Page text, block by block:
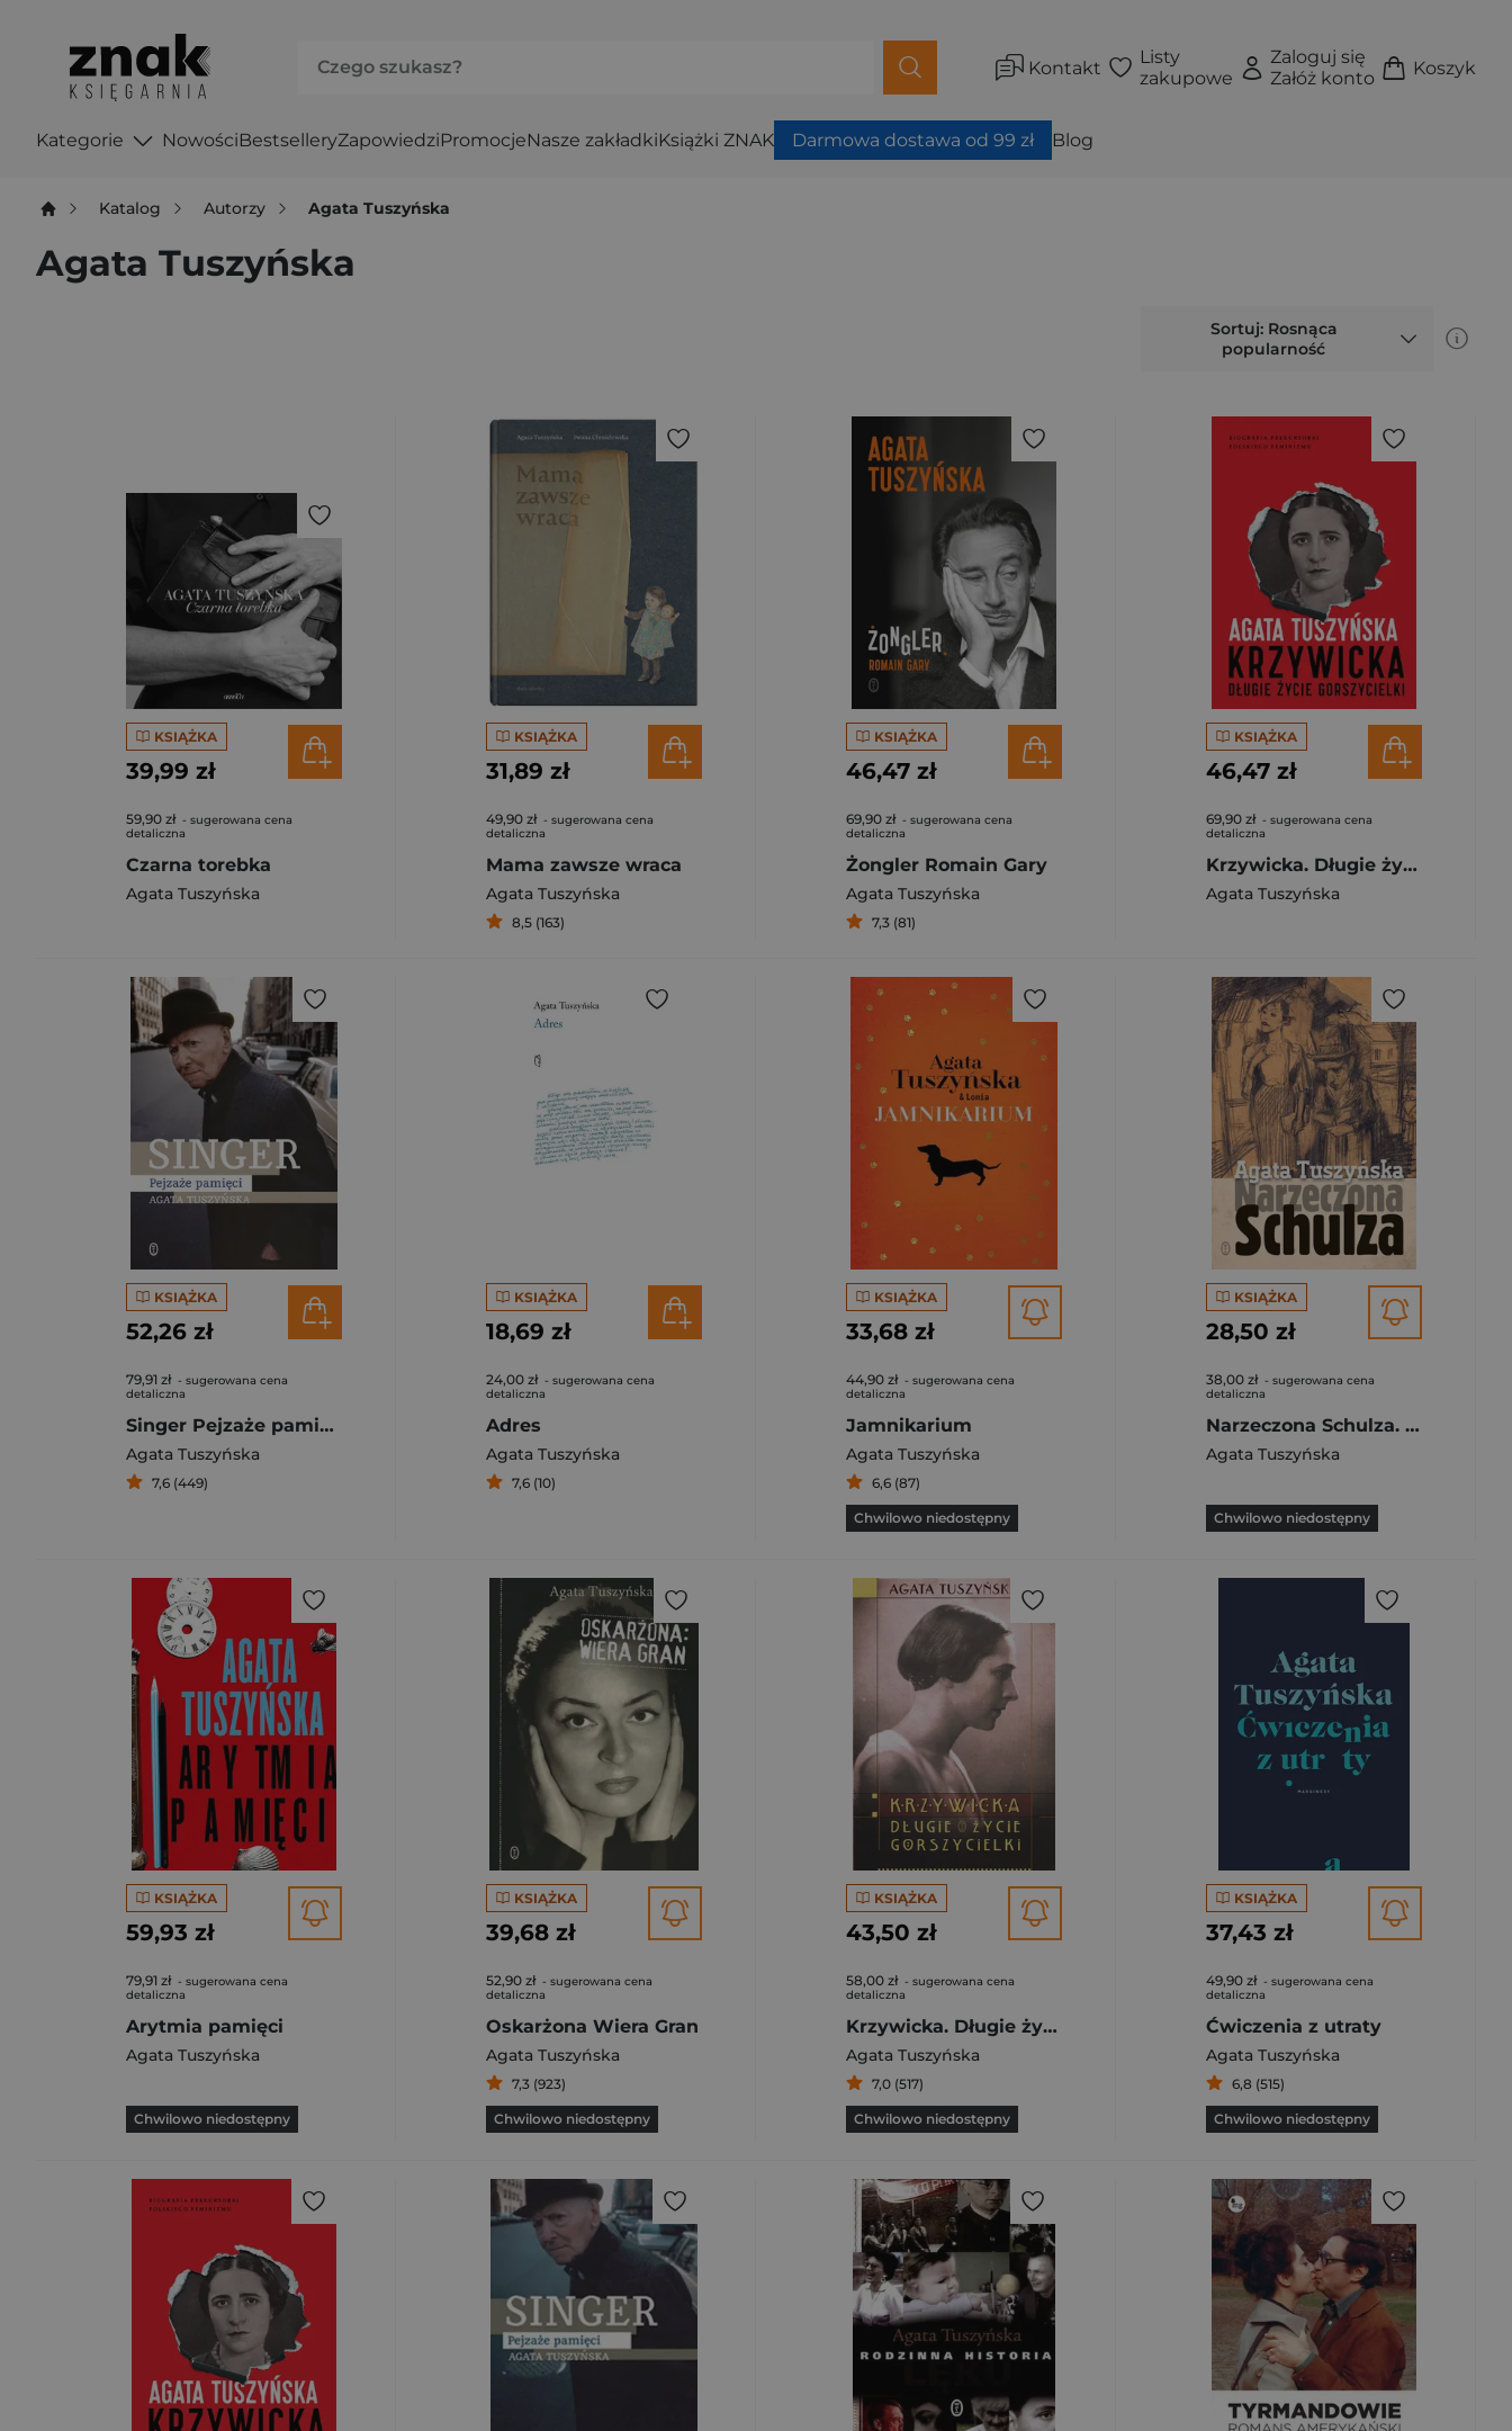
Kontakt
Listy
zakupowe
Zaloguj się
Załóż konto
Koszyk
Kategorie NowościBestselleryZapowiedziPromocjeNasze zakładkiKsiążki ZNAK Darmowa dostawa od 99 zł Blog
Katalog Autorzy Agata Tuszyńska
Agata Tuszyńska
Sortuj: Rosnąca
popularność
KSIĄŻKA
39,99 zł
59,90 zł - sugerowana cena
detaliczna
Czarna torebka
Agata Tuszyńska
KSIĄŻKA
31,89 zł
49,90 zł - sugerowana cena
detaliczna
Mama zawsze wraca
Agata Tuszyńska
8,5 (163)
KSIĄŻKA
46,47 zł
69,90 zł - sugerowana cena
detaliczna
Żongler Romain Gary
Agata Tuszyńska
7,3 (81)
KSIĄŻKA
46,47 zł
69,90 zł - sugerowana cena
detaliczna
Krzywicka. Długie życie gorszycielki
Agata Tuszyńska
KSIĄŻKA
52,26 zł
79,91 zł - sugerowana cena
detaliczna
Singer Pejzaże pamięci
Agata Tuszyńska
7,6 (449)
KSIĄŻKA
18,69 zł
24,00 zł - sugerowana cena
detaliczna
Adres
Agata Tuszyńska
7,6 (10)
KSIĄŻKA
33,68 zł
44,90 zł - sugerowana cena
detaliczna
Jamnikarium
Agata Tuszyńska
6,6 (87)
Chwilowo niedostępny
KSIĄŻKA
28,50 zł
38,00 zł - sugerowana cena
detaliczna
Narzeczona Schulza. Apokryf
Agata Tuszyńska
Chwilowo niedostępny
KSIĄŻKA
59,93 zł
79,91 zł - sugerowana cena
detaliczna
Arytmia pamięci
Agata Tuszyńska
Chwilowo niedostępny
KSIĄŻKA
39,68 zł
52,90 zł - sugerowana cena
detaliczna
Oskarżona Wiera Gran
Agata Tuszyńska
7,3 (923)
Chwilowo niedostępny
KSIĄŻKA
43,50 zł
58,00 zł - sugerowana cena
detaliczna
Krzywicka. Długie życie gorszycielki
Agata Tuszyńska
7,0 (517)
Chwilowo niedostępny
KSIĄŻKA
37,43 zł
49,90 zł - sugerowana cena
detaliczna
Ćwiczenia z utraty
Agata Tuszyńska
6,8 (515)
Chwilowo niedostępny